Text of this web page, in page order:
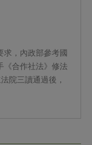
求，內政部參考國
《合作社法》修法
院三讀通過後，